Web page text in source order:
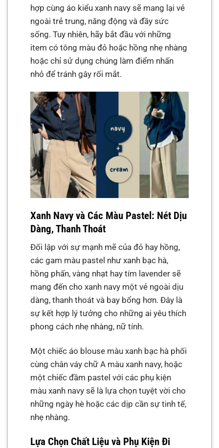
hợp cùng áo kiểu xanh navy sẽ mang lại vẻ
ngoài trẻ trung, năng động và đầy sức
sống. Tuy nhiên, hãy bắt đầu với những
item có tông màu đỏ hoặc hồng nhẹ nhàng
hoặc chỉ sử dụng chúng làm điểm nhấn
nhỏ để tránh gây rối mắt.
Xanh Navy và Các Màu Pastel: Nét Dịu
Dàng, Thanh Thoát
Đối lập với sự mạnh mẽ của đỏ hay hồng,
các gam màu pastel như xanh bạc hà,
hồng phấn, vàng nhạt hay tím lavender sẽ
mang đến cho xanh navy một vẻ ngoài dịu
dàng, thanh thoát và bay bổng hơn. Đây là
sự kết hợp lý tưởng cho những ai yêu thích
phong cách nhẹ nhàng, nữ tính.
Một chiếc áo blouse màu xanh bạc hà phối
cùng chân váy chữ A màu xanh navy, hoặc
một chiếc đầm pastel với các phụ kiện
màu xanh navy sẽ là lựa chọn tuyệt vời cho
những ngày hè hoặc các dịp cần sự tinh tế,
nhẹ nhàng.
Lựa Chọn Chất Liệu và Phụ Kiện Đi